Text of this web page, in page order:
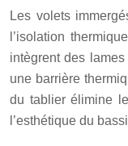
Les volets
l’isolation
intègrent des
une barrière
du tablier élimine
l’esthétique du